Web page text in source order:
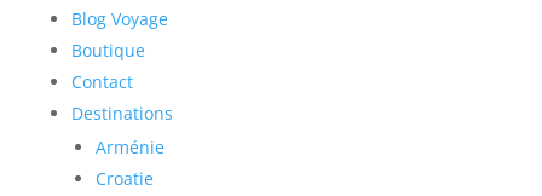
Blog Voyage
Boutique
Contact
Destinations
Arménie
Croatie